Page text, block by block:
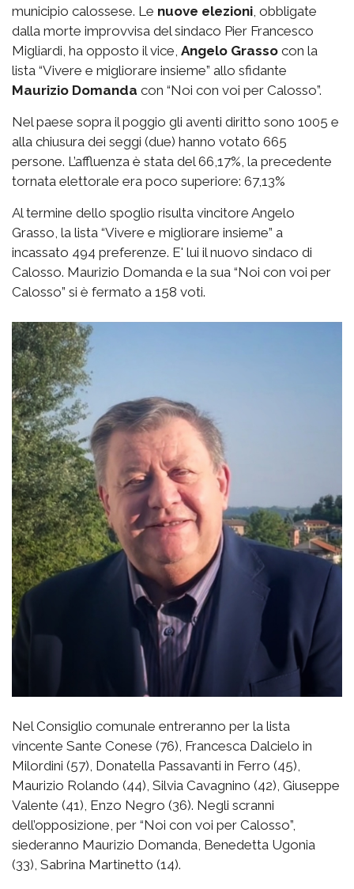
municipio calossese. Le nuove elezioni , obbligate
dalla morte improvvisa del sindaco Pier Francesco
Migliardi, ha opposto il vice, Angelo Grasso con la
lista “Vivere e migliorare insieme” allo sfidante
Maurizio Domanda con “Noi con voi per Calosso”.
Nel paese sopra il poggio gli aventi diritto sono 1005 e
alla chiusura dei seggi (due) hanno votato 665
persone. L’affluenza è stata del 66,17%, la precedente
tornata elettorale era poco superiore: 67,13%
Al termine dello spoglio risulta vincitore Angelo
Grasso, la lista “Vivere e migliorare insieme” a
incassato 494 preferenze. E' lui il nuovo sindaco di
Calosso. Maurizio Domanda e la sua “Noi con voi per
Calosso” si è fermato a 158 voti.
Nel Consiglio comunale entreranno per la lista
vincente Sante Conese (76), Francesca Dalcielo in
Milordini (57), Donatella Passavanti in Ferro (45),
Maurizio Rolando (44), Silvia Cavagnino (42), Giuseppe
Valente (41), Enzo Negro (36). Negli scranni
dell’opposizione, per “Noi con voi per Calosso”,
siederanno Maurizio Domanda, Benedetta Ugonia
(33), Sabrina Martinetto (14).